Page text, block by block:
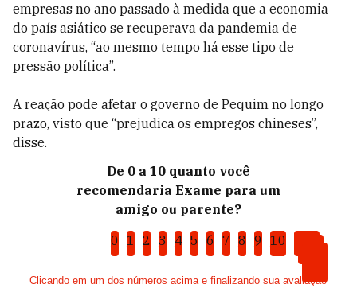
empresas no ano passado à medida que a economia
do país asiático se recuperava da pandemia de
coronavírus, “ao mesmo tempo há esse tipo de
pressão política”.
A reação pode afetar o governo de Pequim no longo
prazo, visto que “prejudica os empregos chineses”,
disse.
De 0 a 10 quanto você
recomendaria Exame para um
amigo ou parente?
0 1 2 3 4 5 6 7 8 9 10
Clicando em um dos números acima e finalizando sua avaliação